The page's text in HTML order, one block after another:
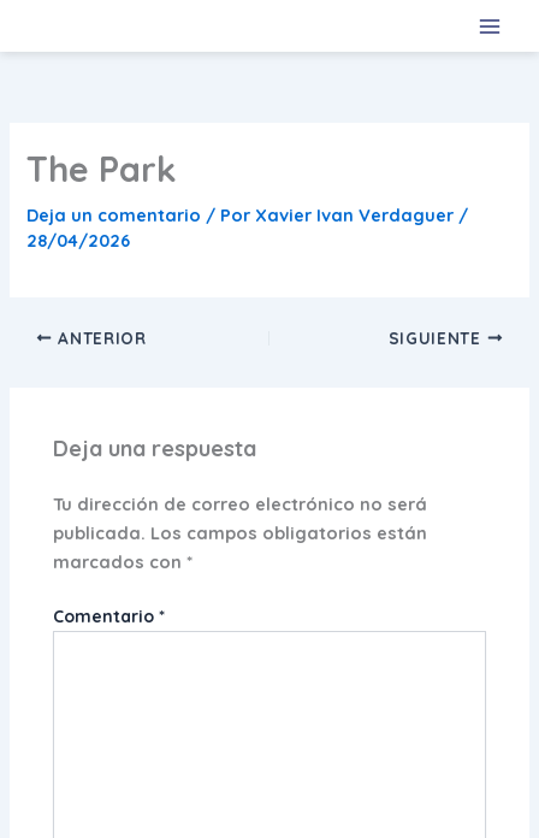
The Park
Deja un comentario / Por Xavier Ivan Verdaguer /
28/04/2026
ANTERIOR SIGUIENTE
Deja una respuesta
Tu dirección de correo electrónico no será
publicada. Los campos obligatorios están
marcados con*
Comentario*